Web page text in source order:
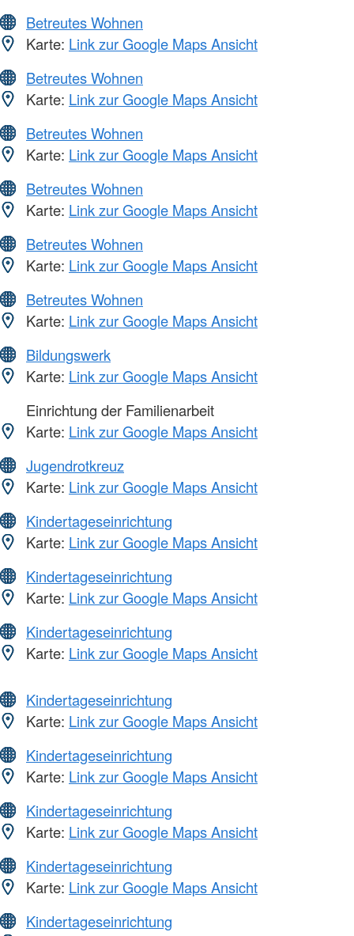
Betreutes Wohnen
Karte: Link zur Google Maps Ansicht
Betreutes Wohnen
Karte: Link zur Google Maps Ansicht
Betreutes Wohnen
Karte: Link zur Google Maps Ansicht
Betreutes Wohnen
Karte: Link zur Google Maps Ansicht
Betreutes Wohnen
Karte: Link zur Google Maps Ansicht
Betreutes Wohnen
Karte: Link zur Google Maps Ansicht
Bildungswerk
Karte: Link zur Google Maps Ansicht
Einrichtung der Familienarbeit
Karte: Link zur Google Maps Ansicht
Jugendrotkreuz
Karte: Link zur Google Maps Ansicht
Kindertageseinrichtung
Karte: Link zur Google Maps Ansicht
Kindertageseinrichtung
Karte: Link zur Google Maps Ansicht
Kindertageseinrichtung
Karte: Link zur Google Maps Ansicht
Kindertageseinrichtung
Karte: Link zur Google Maps Ansicht
Kindertageseinrichtung
Karte: Link zur Google Maps Ansicht
Kindertageseinrichtung
Karte: Link zur Google Maps Ansicht
Kindertageseinrichtung
Karte: Link zur Google Maps Ansicht
Kindertageseinrichtung